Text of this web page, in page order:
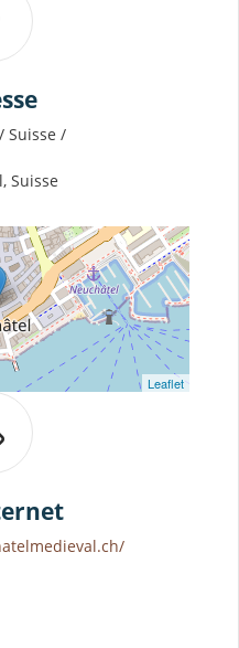
Suisse /
Suisse
Leaflet